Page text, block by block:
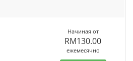
Начиная от
RM130.00
ежемесячно